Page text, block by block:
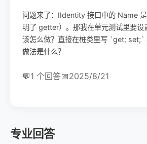
问题来了：IIdentity 接口中的 Name
明了 getter）。那我在单元测试里要
该怎么做？直接在桩类里写 `get; set;`
做法是什么？
💬1 个回答📅2025/8/21
专业回答